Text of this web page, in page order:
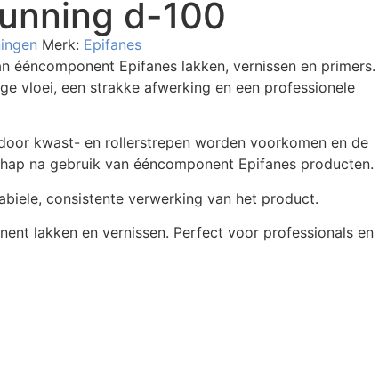
d-100
Merk: Epifanes
Epifanes lakken, vernissen en primers.
vloei, een strakke afwerking en een professionele
kwast- en rollerstrepen worden voorkomen en de
na gebruik van ééncomponent Epifanes producten.
consistente verwerking van het product.
lakken en vernissen. Perfect voor professionals en